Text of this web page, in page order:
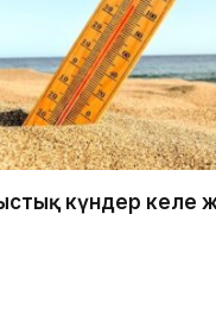
күндер келе